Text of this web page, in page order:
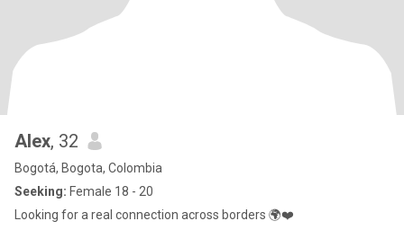
Alex, 32
Bogotá, Bogota, Colombia
Seeking: Female 18 - 20
Looking for a real connection across borders 🌍❤️